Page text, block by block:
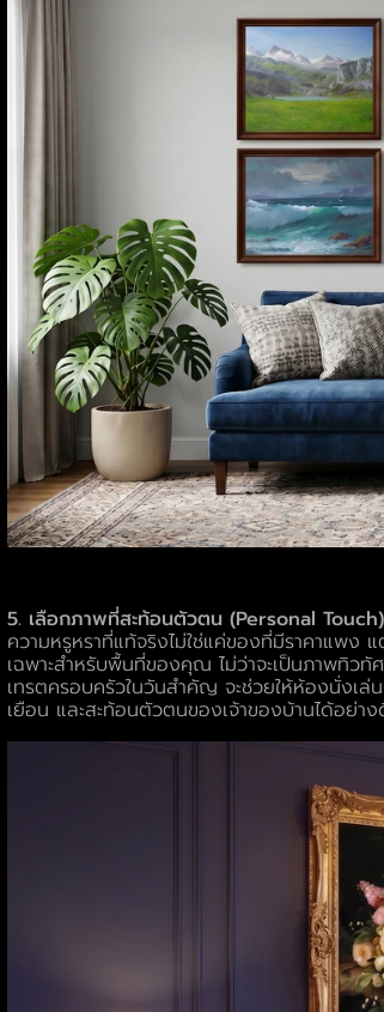
5. เลือกภาพที่สะท้อนตัวตน (Personal Touch)
ความหรูหราที่แท้จริงไม่ใช่แค่ของที่มีราคาแพง
เฉพาะสำหรับพื้นที่ของคุณ ไม่ว่าจะเป็นภาพทิว
เทรตครอบครัวในวันสำคัญ จะช่วยให้ห้องนั่งเ
เยือน และสะท้อนตัวตนของเจ้าของบ้านได้อย่า